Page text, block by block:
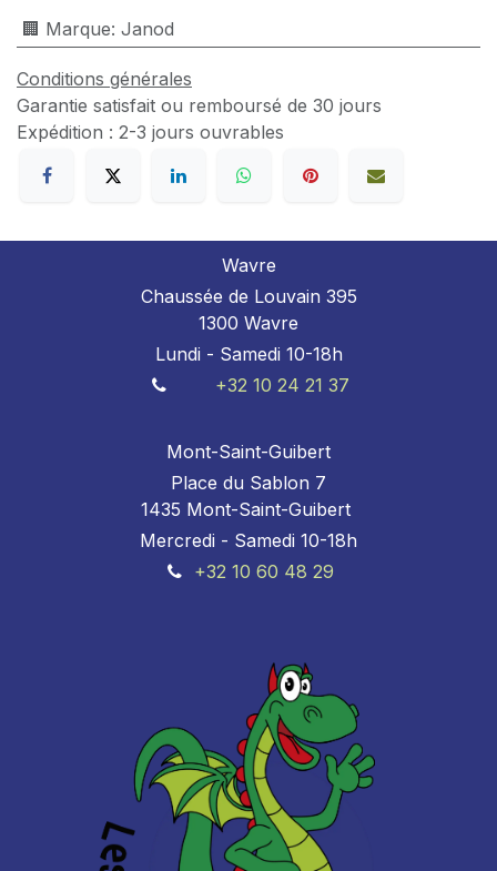
🏢 Marque: Janod
Conditions générales
Garantie satisfait ou remboursé de 30 jours
Expédition : 2-3 jours ouvrables
Wavre
Chaussée de Louvain 395
1300 Wavre
Lundi - Samedi 10-18h
+32 10 24 21 37
Mont-Saint-Guibert
Place du Sablon 7
1435 Mont-Saint-Guibert
Mercredi - Samedi 10-18h
+32 10 60 48 29